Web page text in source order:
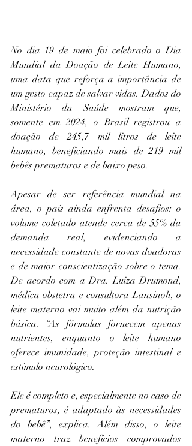
No dia 19 de maio foi celebrado o Dia
Mundial da Doação de Leite Humano,
uma data que reforça a importância de
um gesto capaz de salvar vidas. Dados do
Ministério da Saúde mostram que,
somente em 2024, o Brasil registrou a
doação de 245,7 mil litros de leite
humano, beneficiando mais de 219 mil
bebês prematuros e de baixo peso.
Apesar de ser referência mundial na
área, o país ainda enfrenta desafios: o
volume coletado atende cerca de 55% da
demanda real, evidenciando a
necessidade constante de novas doadoras
e de maior conscientização sobre o tema.
De acordo com a Dra. Luiza Drumond,
médica obstetra e consultora Lansinoh, o
leite materno vai muito além da nutrição
básica. “As fórmulas fornecem apenas
nutrientes, enquanto o leite humano
oferece imunidade, proteção intestinal e
estímulo neurológico.
Ele é completo e, especialmente no caso de
prematuros, é adaptado às necessidades
do bebê”, explica. Além disso, o leite
materno traz benefícios comprovados